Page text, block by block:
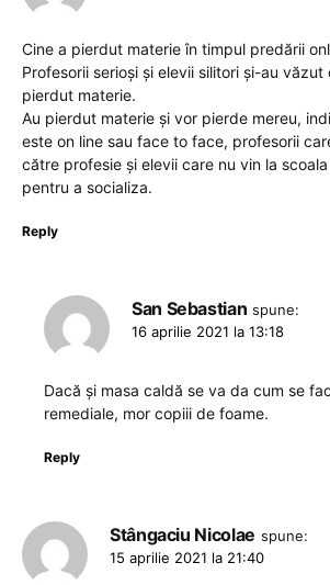
Cine a pierdut materie în timpul predării
Profesorii serioși și elevii silitori și-au
pierdut materie.
Au pierdut materie și vor pierde mereu,
este on line sau face to face, profesorii
către profesie și elevii care nu vin la
pentru a socializa.
Reply
San Sebastian spune:
16 aprilie 2021 la 13:18
Dacă și masa caldă se va da cum se
remediale, mor copiii de foame.
Reply
Stângaciu Nicolae spune:
15 aprilie 2021 la 21:40